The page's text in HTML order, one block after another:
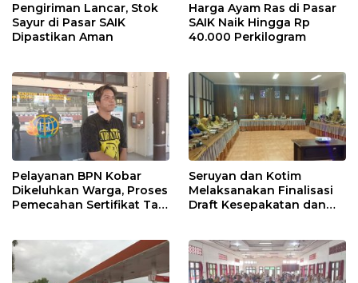
Pengiriman Lancar, Stok
Sayur di Pasar SAIK
Dipastikan Aman
Harga Ayam Ras di Pasar
SAIK Naik Hingga Rp
40.000 Perkilogram
Pelayanan BPN Kobar
Dikeluhkan Warga, Proses
Pemecahan Sertifikat Tak
Seruyan dan Kotim
Melaksanakan Finalisasi
Draft Kesepakatan dan